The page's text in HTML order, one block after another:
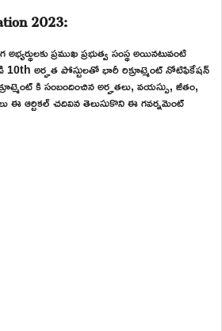
2023:
ప్రముఖ ప్రభుత్వ సంస్థ అయినటువంటి
అర్హత పోస్టులతో భారీ రిక్రూట్మెంట్ నోటిఫికేషన్
కి సంబందించిన అర్హతలు, వయస్సు, జీతం,
ఈ ఆర్టికల్ చదివిన తెలుసుకొని ఈ గవర్నమెంట్